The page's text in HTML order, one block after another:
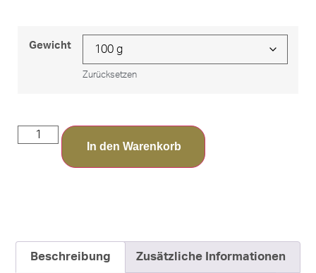
Gewicht
Zurücksetzen
In den Warenkorb
Beschreibung Zusätzliche Informationen